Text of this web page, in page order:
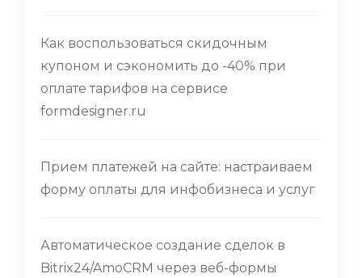
Как воспользоваться скидочным
купоном и сэкономить до -40% при
оплате тарифов на сервисе
formdesigner.ru
Прием платежей на сайте: настраиваем
форму оплаты для инфобизнеса и услуг
Автоматическое создание сделок в
Bitrix24/AmoCRM через веб-формы